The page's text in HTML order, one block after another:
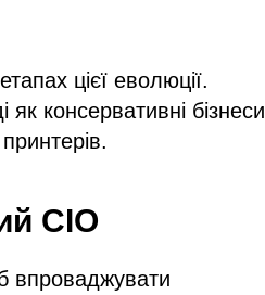
цієї еволюції.
як консервативні бізнеси
CIO
впроваджувати